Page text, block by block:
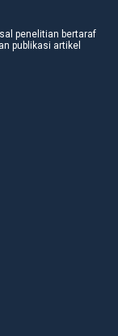
penelitian bertaraf
publikasi artikel